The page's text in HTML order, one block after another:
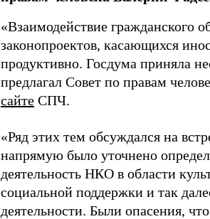
«Взаимодействие гражданского
законопроектов, касающихся
продуктивно. Госдума приняла
предлагал Совет по правам
сайте СПЧ.
«Ряд этих тем обсуждался на
напрямую было уточнено
деятельность НКО в области
социальной поддержки и так
деятельности. Были опасения,